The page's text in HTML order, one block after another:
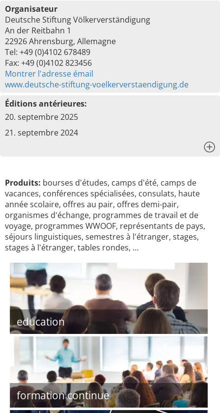
Organisateur
Deutsche Stiftung Völkerverständigung
An der Reitbahn 1
22926 Ahrensburg, Allemagne
Tel: +49 (0)4102 678489
Fax: +49 (0)4102 823456
Montrer l'adresse émail
www.deutsche-stiftung-voelkerverstaendigung.de
Éditions antérieures:
20. septembre 2025
21. septembre 2024
Produits: bourses d'études, camps d'été, camps de
vacances, conférences spécialisées, consulats, haute
année scolaire, offres au pair, offres demi-pair,
organismes d'échange, programmes de travail et de
voyage, programmes WWOOF, représentants de pays,
séjours linguistiques, semestres à l'étranger, stages,
stages à l'étranger, tables rondes, …
education
formation continue